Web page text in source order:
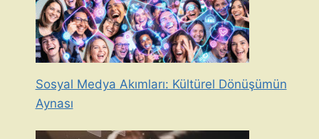
Sosyal Medya Akımları: Kültürel Dönüşümün
Aynası